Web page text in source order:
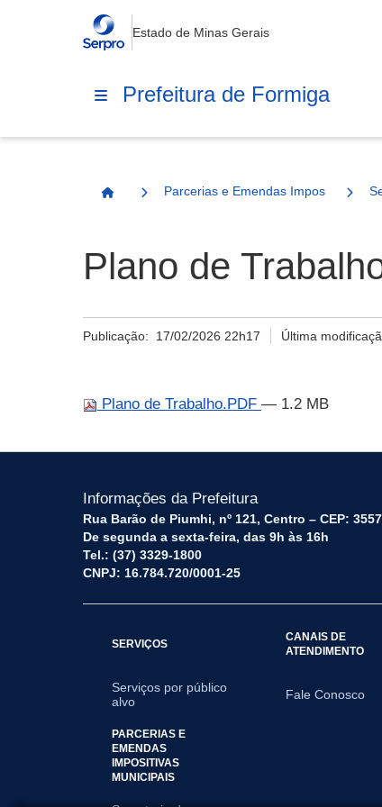
Estado de Minas Gerais
Prefeitura de Formiga
Página Inicial
Parcerias e Emendas Impositivas
Plano de
Publicação: 17/02/2026 22h17 Última
Plano de Trabalho.PDF — 1.2 MB
Informações da Prefeitura
Rua Barão de Piumhi, nº 121, Centro – CEP:
De segunda a sexta-feira, das 9h às 16h
Tel.: (37) 3329-1800
CNPJ: 16.784.720/0001-25
SERVIÇOS
Serviços por público
alvo
CANAIS DE
ATENDIMENTO
Fale Conosco
PARCERIAS E
EMENDAS
IMPOSITIVAS
MUNICIPAIS